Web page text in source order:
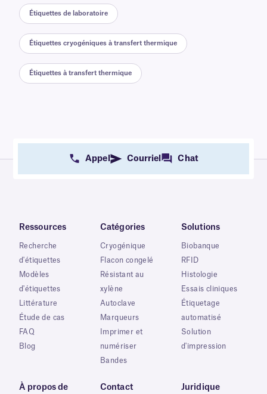
Étiquettes de laboratoire
Étiquettes cryogéniques à transfert thermique
Étiquettes à transfert thermique
Appel Courriel Chat
Ressources
Recherche
d'étiquettes
Modèles
d'étiquettes
Littérature
Étude de cas
FAQ
Blog
Catégories
Cryogénique
Flacon congelé
Résistant au
xylène
Autoclave
Marqueurs
Imprimer et
numériser
Bandes
Solutions
Biobanque
RFID
Histologie
Essais cliniques
Étiquetage
automatisé
Solution
d'impression
À propos de
Contact Juridique